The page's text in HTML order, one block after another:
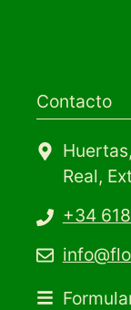
Contacto
Real,
+34